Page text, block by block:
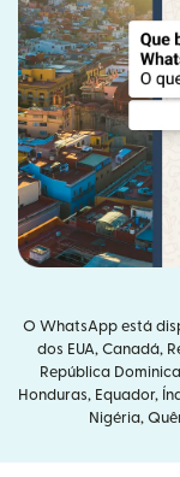
O WhatsApp está
dos EUA, Canadá,
República
Honduras, Equador,
Nigéria,